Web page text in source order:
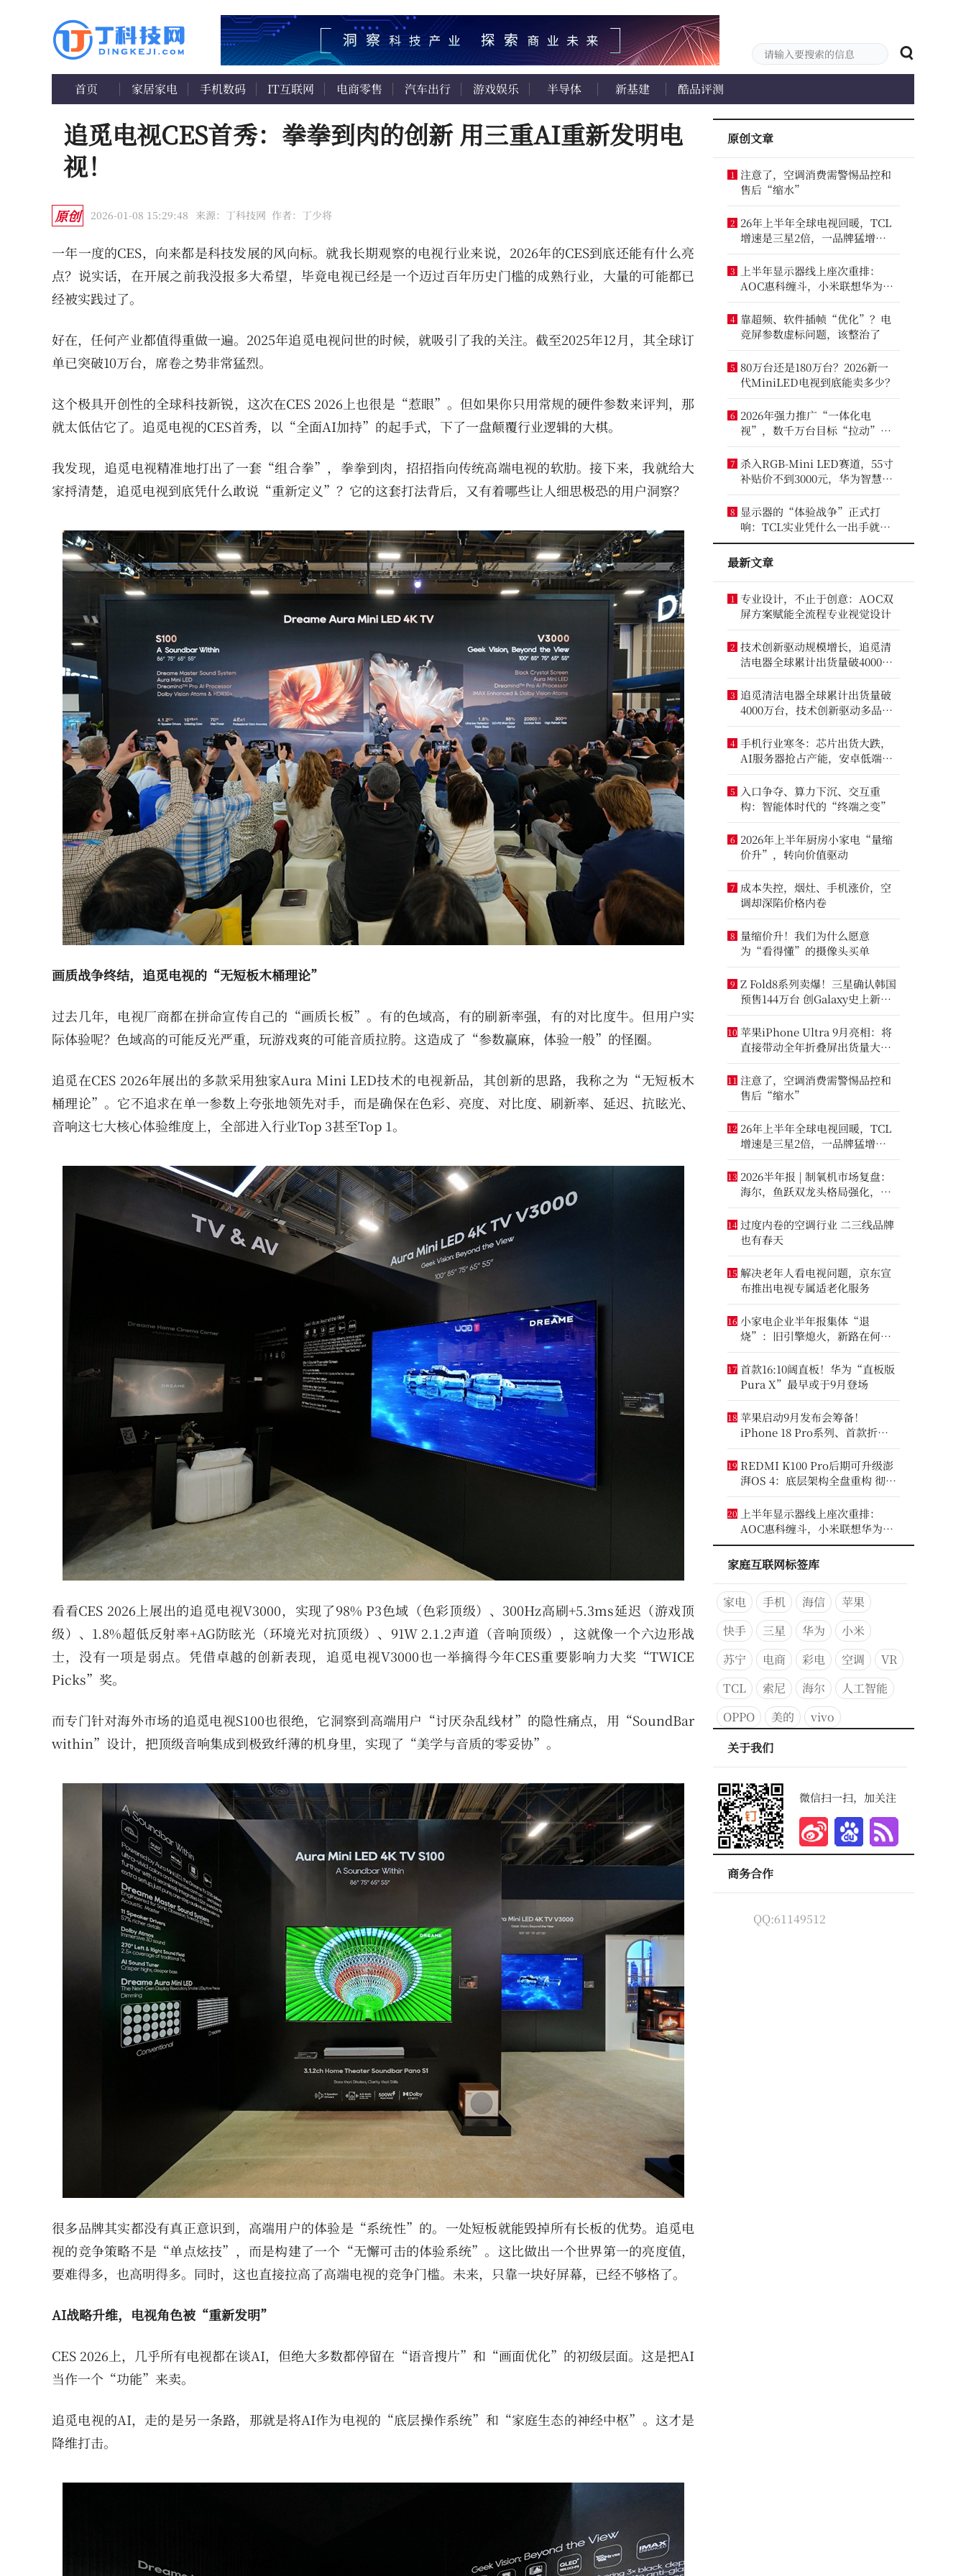
首页 家居家电 手机数码 IT互联网 电商零售 汽车出行 游戏娱乐 半导体 新基建 酷品评测
追觅电视CES首秀：拳拳到肉的创新 用三重AI重新发明电
视！
原创 2026-01-08 15:29:48 来源：丁科技网 作者：丁少将
一年一度的CES，向来都是科技发展的风向标。就我长期观察的电视行业来说，2026年的CES到底还能有什么亮
点？说实话，在开展之前我没报多大希望，毕竟电视已经是一个迈过百年历史门槛的成熟行业，大量的可能都已
经被实践过了。
好在，任何产业都值得重做一遍。2025年追觅电视问世的时候，就吸引了我的关注。截至2025年12月，其全球订
单已突破10万台，席卷之势非常猛烈。
这个极具开创性的全球科技新锐，这次在CES 2026上也很是“惹眼”。但如果你只用常规的硬件参数来评判，那
就太低估它了。追觅电视的CES首秀，以“全面AI加持”的起手式，下了一盘颠覆行业逻辑的大棋。
我发现，追觅电视精准地打出了一套“组合拳”，拳拳到肉，招招指向传统高端电视的软肋。接下来，我就给大
家捋清楚，追觅电视到底凭什么敢说“重新定义”？它的这套打法背后，又有着哪些让人细思极恐的用户洞察？
画质战争终结，追觅电视的“无短板木桶理论”
过去几年，电视厂商都在拼命宣传自己的“画质长板”。有的色域高，有的刷新率强，有的对比度牛。但用户实
际体验呢？色域高的可能反光严重，玩游戏爽的可能音质拉胯。这造成了“参数赢麻，体验一般”的怪圈。
追觅在CES 2026年展出的多款采用独家Aura Mini LED技术的电视新品，其创新的思路，我称之为“无短板木
桶理论”。它不追求在单一参数上夸张地领先对手，而是确保在色彩、亮度、对比度、刷新率、延迟、抗眩光、
音响这七大核心体验维度上，全部进入行业Top 3甚至Top 1。
看看CES 2026上展出的追觅电视V3000，实现了98% P3色域（色彩顶级）、300Hz高刷+5.3ms延迟（游戏顶
级）、1.8%超低反射率+AG防眩光（环境光对抗顶级）、91W 2.1.2声道（音响顶级），这就像一个六边形战
士，没有一项是弱点。凭借卓越的创新表现，追觅电视V3000也一举摘得今年CES重要影响力大奖“TWICE
Picks”奖。
而专门针对海外市场的追觅电视S100也很绝，它洞察到高端用户“讨厌杂乱线材”的隐性痛点，用“SoundBar
within”设计，把顶级音响集成到极致纤薄的机身里，实现了“美学与音质的零妥协”。
很多品牌其实都没有真正意识到，高端用户的体验是“系统性”的。一处短板就能毁掉所有长板的优势。追觅电
视的竞争策略不是“单点炫技”，而是构建了一个“无懈可击的体验系统”。这比做出一个世界第一的亮度值，
要难得多，也高明得多。同时，这也直接拉高了高端电视的竞争门槛。未来，只靠一块好屏幕，已经不够格了。
AI战略升维，电视角色被“重新发明”
CES 2026上，几乎所有电视都在谈AI，但绝大多数都停留在“语音搜片”和“画面优化”的初级层面。这是把AI
当作一个“功能”来卖。
追觅电视的AI，走的是另一条路，那就是将AI作为电视的“底层操作系统”和“家庭生态的神经中枢”。这才是
降维打击。
原创文章
1 注意了，空调消费需警惕品控和
售后“缩水”
2 26年上半年全球电视回暖，TCL
增速是三星2倍，一品牌猛增
14.8%
3
上半年显示器线上座次重排：
AOC惠科缠斗，小米联想华为进
前八
4 靠超频、软件插帧“优化”？电
竞屏参数虚标问题，该整治了
5 80万台还是180万台？2026新一
代MiniLED电视到底能卖多少？
6 2026年强力推广“一体化电
视”，数千万台目标“拉动”彩
电业？
7 杀入RGB-Mini LED赛道，55寸
补贴价不到3000元，华为智慧屏
要“走量”？
8 显示器的“体验战争”正式打
响：TCL实业凭什么一出手就定
义了三条赛道？
最新文章
1
专业设计，不止于创意：AOC双
屏方案赋能全流程专业视觉设计
2 技术创新驱动规模增长，追觅清
洁电器全球累计出货量破4000万
台
3 追觅清洁电器全球累计出货量破
4000万台，技术创新驱动多品类
增长
4 手机行业寒冬：芯片出货大跌，
AI服务器抢占产能，安卓低端压
力最大
5
入口争夺、算力下沉、交互重
构：智能体时代的“终端之变”
6 2026年上半年厨房小家电“量缩
价升”，转向价值驱动
7 成本失控，烟灶、手机涨价，空
调却深陷价格内卷
8 量缩价升！我们为什么愿意
为“看得懂”的摄像头买单
9 Z Fold8系列卖爆！三星确认韩国
预售144万台 创Galaxy史上新纪
录
10 苹果iPhone Ultra 9月亮相：将
直接带动全年折叠屏出货量大涨
20%
11 注意了，空调消费需警惕品控和
售后“缩水”
12 26年上半年全球电视回暖，TCL
增速是三星2倍，一品牌猛增
14.8%
13 2026半年报 | 制氧机市场复盘：
海尔，鱼跃双龙头格局强化，大
升数制氧市场进一步打开
14 过度内卷的空调行业 二三线品牌
也有春天
15 解决老年人看电视问题，京东宣
布推出电视专属适老化服务
16 小家电企业半年报集体“退
烧”：旧引擎熄火，新路在何
方？
17 首款16:10阔直板！华为“直板版
Pura X”最早或于9月登场
18 苹果启动9月发布会筹备！
iPhone 18 Pro系列、首款折叠
iPhone将亮相
19 REDMI K100 Pro后期可升级澎
湃OS 4：底层架构全盘重构 彻底
剥离MIUI遗留代码
20
上半年显示器线上座次重排：
AOC惠科缠斗，小米联想华为进
前八
家庭互联网标签库
家电 手机 海信
苹果
快手
三星 华为
小米
苏宁
电商 彩电 空调
VR
TCL
索尼 海尔
人工智能
OPPO
美的
vivo
关于我们
微信扫一扫，加关注
商务合作
QQ:61149512